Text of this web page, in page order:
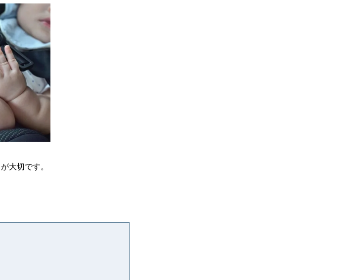
大切です。